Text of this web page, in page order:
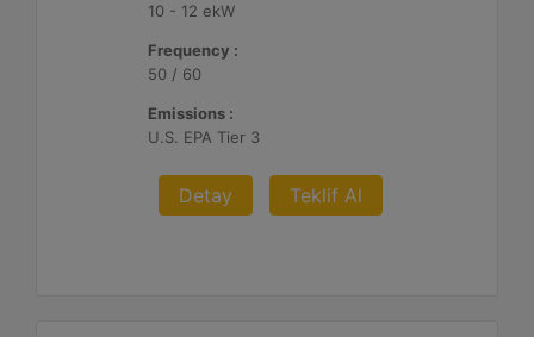
10 - 12 ekW
Frequency :
50 / 60
Emissions :
U.S. EPA Tier 3
Detay Teklif Al